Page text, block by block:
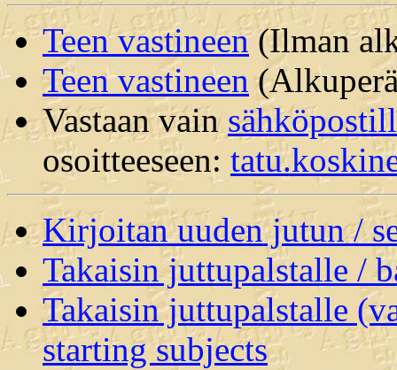
Teen vastineen(Ilman
Teen vastineen
Vastaan vain
osoitteeseen:
Kirjoitan uuden jutun /
Takaisin juttupalstalle /
Takaisin juttupalstalle
starting subjects